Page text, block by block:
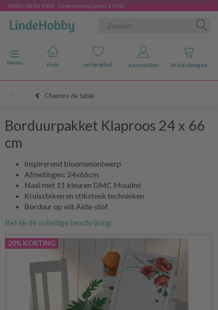
Soldes de fin d'été - Économisez jusqu'à 50%
Navigatie in-/uitschakelen
Menu
Huis verlanglijst Aanmelden Winkelwagen
Chemins de table
Borduurpakket Klaproos 24 x 66
cm
Inspirerend bloemenontwerp
Afmetingen: 24x66cm
Naai met 11 kleuren DMC Mouliné
Kruissteken en stiksteek technieken
Borduur op wit Aida-stof
Bekijk de volledige beschrijving
20% KORTING